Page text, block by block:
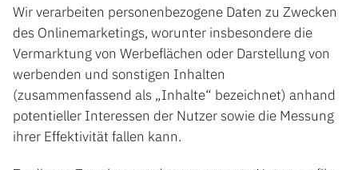
Wir verarbeiten personenbezogene Daten zu Zwecken
des Onlinemarketings, worunter insbesondere die
Vermarktung von Werbeflächen oder Darstellung von
werbenden und sonstigen Inhalten
(zusammenfassend als „Inhalte“ bezeichnet) anhand
potentieller Interessen der Nutzer sowie die Messung
ihrer Effektivität fallen kann.